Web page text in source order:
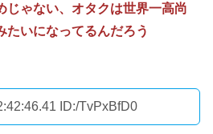
じゃない、オタクは世界一高尚
たいになってるんだろう
ID:/TvPxBfD0